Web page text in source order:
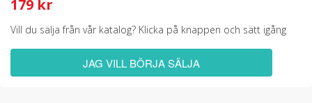
179 kr
Vill du sälja från vår katalog? Klicka på knappen och sätt igång
JAG VILL BÖRJA SÄLJA